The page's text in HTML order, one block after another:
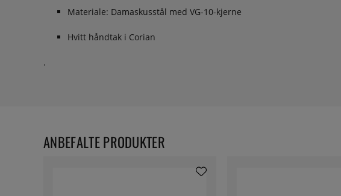
Materiale: Damaskusstål med VG-10-kjerne
Hvitt håndtak i Corian
.
ANBEFALTE PRODUKTER